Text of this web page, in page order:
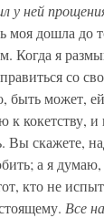
у ней
моя дошла до
Когда я
со
быть может,
к кокетству, и
Вы скажете,
а я
кто не
Все